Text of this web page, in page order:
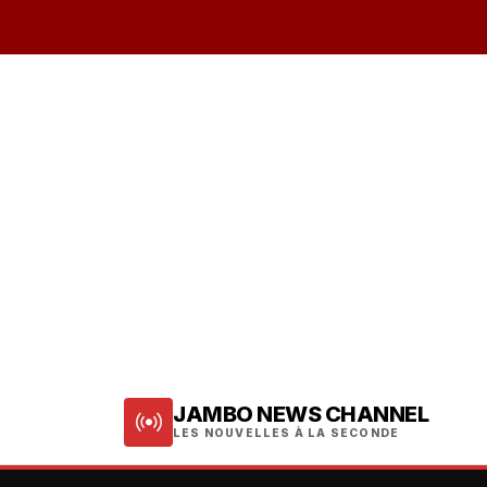
JAMBO NEWS CHANNEL
LES NOUVELLES À LA SECONDE